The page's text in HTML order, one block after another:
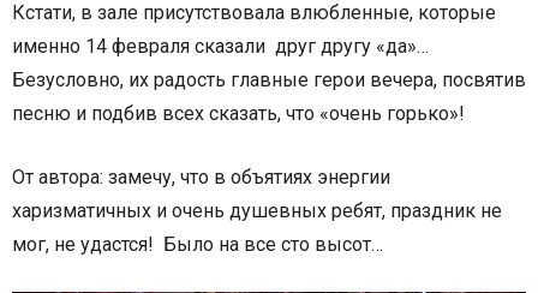
Кстати, в зале присутствовала влюбленные, которые
именно 14 февраля сказали друг другу «да»…
Безусловно, их радость главные герои вечера, посвятив
песню и подбив всех сказать, что «очень горько»!
От автора: замечу, что в объятиях энергии
харизматичных и очень душевных ребят, праздник не
мог, не удастся! Было на все сто высот…